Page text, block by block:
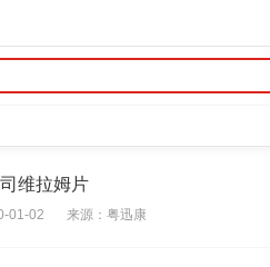
维拉姆片
01-02 来源： 粤迅康